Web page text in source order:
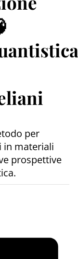
per
in materiali
prospettive